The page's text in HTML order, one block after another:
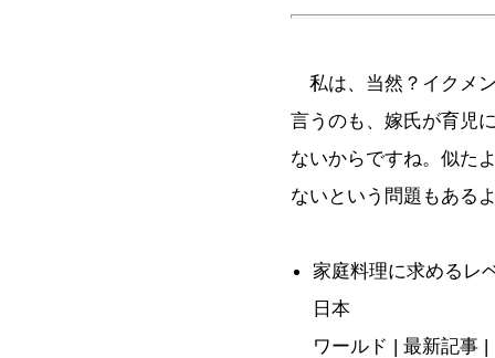
私は、当然？イクメ
言うのも、嫁氏が育児
ないからですね。似た
ないという問題もある
家庭料理に求めるレ
日本
ワールド | 最新記事